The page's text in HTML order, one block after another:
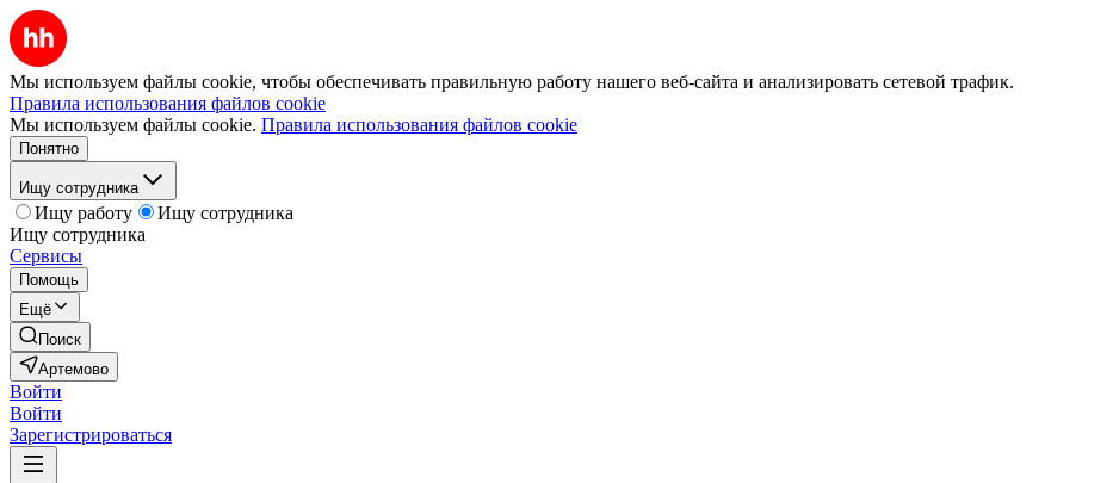
Мы используем файлы cookie, чтобы обеспечивать правильную работу нашего веб-сайта и анализировать сетевой трафик.
Правила использования файлов cookie
Мы используем файлы cookie. Правила использования файлов cookie
Понятно
Ищу сотрудника
Ищу работу
Ищу сотрудника
Ищу сотрудника
Сервисы
Помощь
Ещё
Поиск
Артемово
Войти
Войти
Зарегистрироваться